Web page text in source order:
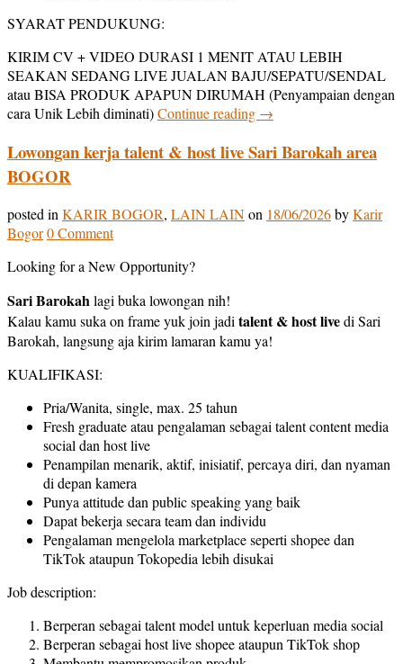
SYARAT PENDUKUNG:
KIRIM CV + VIDEO DURASI 1 MENIT ATAU LEBIH
SEAKAN SEDANG LIVE JUALAN BAJU/SEPATU/SENDAL
atau BISA PRODUK APAPUN DIRUMAH (Penyampaian dengan
cara Unik Lebih diminati)Continue reading →
Lowongan kerja talent & host live Sari Barokah area
BOGOR
posted inKARIR BOGOR, LAIN LAINon 18/06/2026byKarir
Bogor0 Comment
Looking for a New Opportunity?
Sari Barokahlagi buka lowongan nih!
Kalau kamu suka on frame yuk join jaditalent & host livedi Sari
Barokah, langsung aja kirim lamaran kamu ya!
KUALIFIKASI:
Pria/Wanita, single, max. 25 tahun
Fresh graduate atau pengalaman sebagai talent content media
social dan host live
Penampilan menarik, aktif, inisiatif, percaya diri, dan nyaman
di depan kamera
Punya attitude dan public speaking yang baik
Dapat bekerja secara team dan individu
Pengalaman mengelola marketplace seperti shopee dan
TikTok ataupun Tokopedia lebih disukai
Job description:
Berperan sebagai talent model untuk keperluan media social
Berperan sebagai host live shopee ataupun TikTok shop